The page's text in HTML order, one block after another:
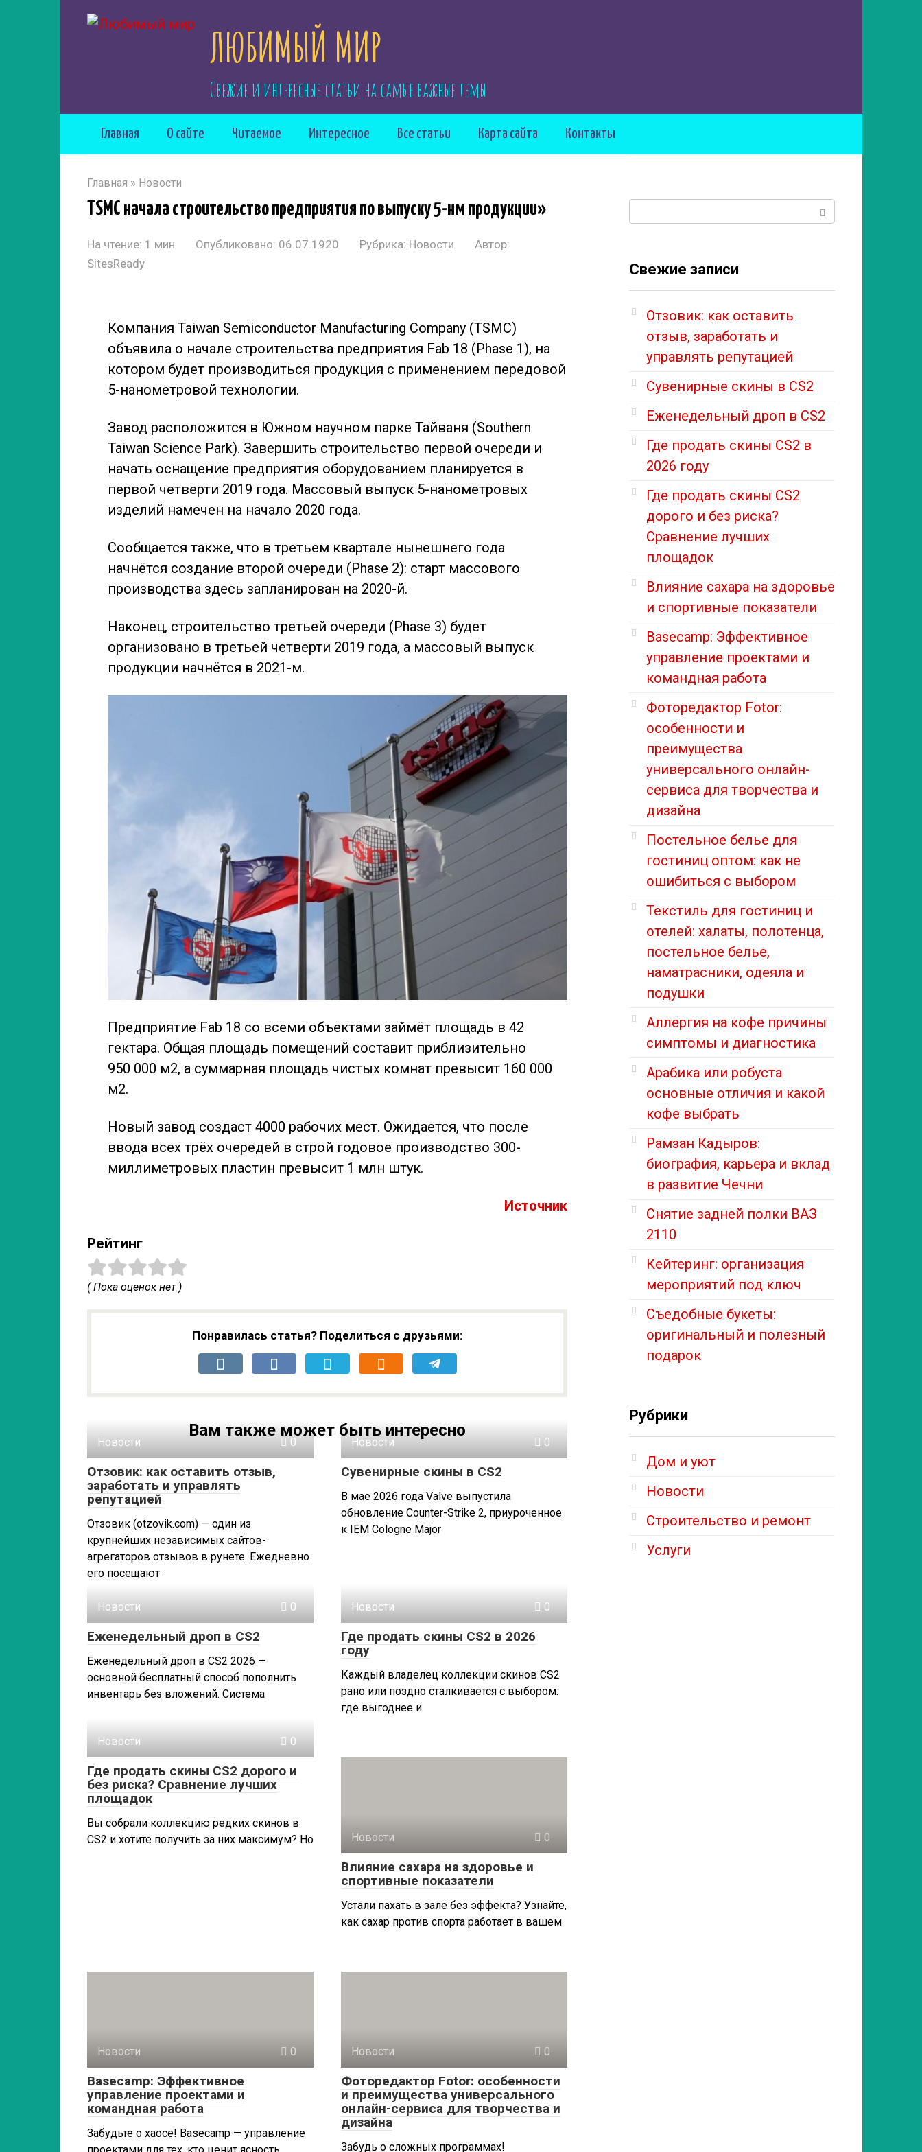
ЛЮБИМЫЙ МИР
Свежие и интересные статьи на самые важные темы
Главная О сайте Читаемое Интересное Все статьи Карта сайта Контакты
Главная » Новости
TSMC начала строительство предприятия по выпуску 5-нм продукции»
На чтение: 1 мин Опубликовано: 06.07.1920 Рубрика: Новости
Автор:
SitesReady
Компания Taiwan Semiconductor Manufacturing Company (TSMC)
объявила о начале строительства предприятия Fab 18 (Phase 1), на
котором будет производиться продукция с применением передовой
5-нанометровой технологии.
Завод расположится в Южном научном парке Тайваня (Southern
Taiwan Science Park). Завершить строительство первой очереди и
начать оснащение предприятия оборудованием планируется в
первой четверти 2019 года. Массовый выпуск 5-нанометровых
изделий намечен на начало 2020 года.
Сообщается также, что в третьем квартале нынешнего года
начнётся создание второй очереди (Phase 2): старт массового
производства здесь запланирован на 2020-й.
Наконец, строительство третьей очереди (Phase 3) будет
организовано в третьей четверти 2019 года, а массовый выпуск
продукции начнётся в 2021-м.
Предприятие Fab 18 со всеми объектами займёт площадь в 42
гектара. Общая площадь помещений составит приблизительно
950 000 м2, а суммарная площадь чистых комнат превысит 160 000
м2.
Новый завод создаст 4000 рабочих мест. Ожидается, что после
ввода всех трёх очередей в строй годовое производство 300-
миллиметровых пластин превысит 1 млн штук.
Источник
Рейтинг
( Пока оценок нет )
Понравилась статья? Поделиться с друзьями:
Вам также может быть интересно
Новости 0
Отзовик: как оставить отзыв,
заработать и управлять
репутацией
Отзовик (otzovik.com) — один из
крупнейших независимых сайтов-
агрегаторов отзывов в рунете. Ежедневно
его посещают
Новости 0
Сувенирные скины в CS2
В мае 2026 года Valve выпустила
обновление Counter-Strike 2, приуроченное
к IEM Cologne Major
Новости 0
Еженедельный дроп в CS2
Еженедельный дроп в CS2 2026 —
основной бесплатный способ пополнить
инвентарь без вложений. Система
Новости 0
Где продать скины CS2 в 2026
году
Каждый владелец коллекции скинов CS2
рано или поздно сталкивается с выбором:
где выгоднее и
Новости 0
Где продать скины CS2 дорого и
без риска? Сравнение лучших
площадок
Вы собрали коллекцию редких скинов в
CS2 и хотите получить за них максимум? Но
Новости 0
Влияние сахара на здоровье и
спортивные показатели
Устали пахать в зале без эффекта? Узнайте,
как сахар против спорта работает в вашем
Новости 0
Basecamp: Эффективное
управление проектами и
командная работа
Забудьте о хаосе! Basecamp — управление
проектами для тех, кто ценит ясность.
Новости 0
Фоторедактор Fotor: особенности
и преимущества универсального
онлайн-сервиса для творчества и
дизайна
Забудь о сложных программах!
Свежие записи
Отзовик: как оставить
отзыв, заработать и
управлять репутацией
Сувенирные скины в CS2
Еженедельный дроп в CS2
Где продать скины CS2 в
2026 году
Где продать скины CS2
дорого и без риска?
Сравнение лучших
площадок
Влияние сахара на здоровье
и спортивные показатели
Basecamp: Эффективное
управление проектами и
командная работа
Фоторедактор Fotor:
особенности и
преимущества
универсального онлайн-
сервиса для творчества и
дизайна
Постельное белье для
гостиниц оптом: как не
ошибиться с выбором
Текстиль для гостиниц и
отелей: халаты, полотенца,
постельное белье,
наматрасники, одеяла и
подушки
Аллергия на кофе причины
симптомы и диагностика
Арабика или робуста
основные отличия и какой
кофе выбрать
Рамзан Кадыров:
биография, карьера и вклад
в развитие Чечни
Снятие задней полки ВАЗ
2110
Кейтеринг: организация
мероприятий под ключ
Съедобные букеты:
оригинальный и полезный
подарок
Рубрики
Дом и уют
Новости
Строительство и ремонт
Услуги